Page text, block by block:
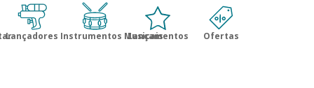
Lançadores Instrumentos Musicais
Lançamentos Ofertas